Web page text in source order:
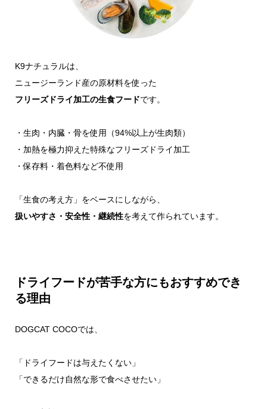
K9ナチュラルは、
ニュージーランド産の原材料を使った
フリーズドライ加工の生食フードです。
・生肉・内臓・骨を使用（94%以上が生肉類）
・加熱を極力抑えた特殊なフリーズドライ加工
・保存料・着色料など不使用
「生食の考え方」をベースにしながら、
扱いやすさ・安全性・継続性を考えて作られています。
ドライフードが苦手な方にもおすすめでき
る理由
DOGCAT COCOでは、
「ドライフードは与えたくない」
「できるだけ自然な形で食べさせたい」